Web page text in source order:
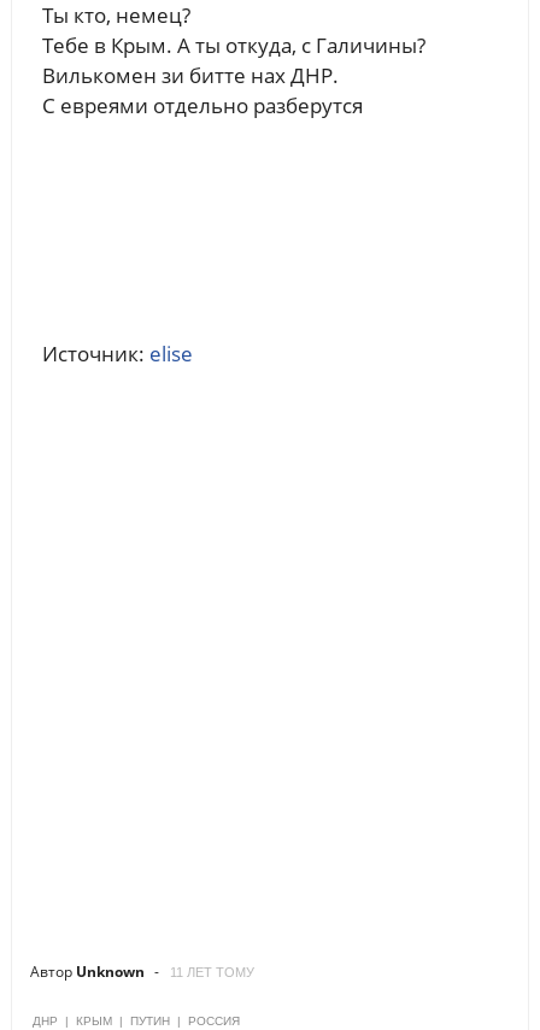
Ты кто, немец?
Тебе в Крым. А ты откуда, с Галичины?
Вилькомен зи битте нах ДНР.
С евреями отдельно разберутся
Источник: elise
Автор Unknown 11 ЛЕТ ТОМУ
ДНР | КРЫМ | ПУТИН | РОССИЯ